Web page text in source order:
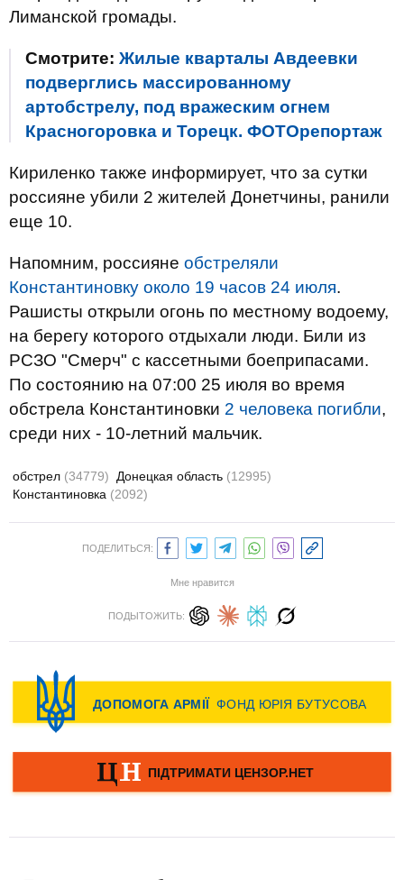
Лиманской громады.
Смотрите: Жилые кварталы Авдеевки
подверглись массированному
артобстрелу, под вражеским огнем
Красногоровка и Торецк. ФОТОрепортаж
Кириленко также информирует, что за сутки
россияне убили 2 жителей Донетчины, ранили
еще 10.
Напомним, россияне обстреляли
Константиновку около 19 часов 24 июля.
Рашисты открыли огонь по местному водоему,
на берегу которого отдыхали люди. Били из
РСЗО "Смерч" с кассетными боеприпасами.
По состоянию на 07:00 25 июля во время
обстрела Константиновки 2 человека погибли,
среди них - 10-летний мальчик.
обстрел (34779) Донецкая область (12995)
Константиновка (2092)
ПОДЕЛИТЬСЯ:
Мне нравится
ПОДЫТОЖИТЬ: